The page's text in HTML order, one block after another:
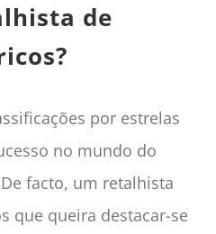
de
por estrelas
no mundo do
facto, um retalhista
que queira destacar-se